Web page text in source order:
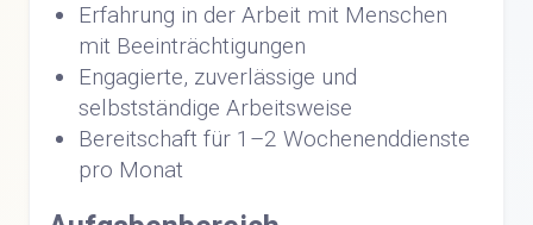
Erfahrung in der Arbeit mit Menschen
mit Beeinträchtigungen
Engagierte, zuverlässige und
selbstständige Arbeitsweise
Bereitschaft für 1–2 Wochenenddienste
pro Monat